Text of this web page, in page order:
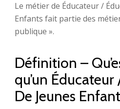
Le métier de Éducateur /
Enfants fait partie des
publique ».
Définition –
qu’un
De Jeunes